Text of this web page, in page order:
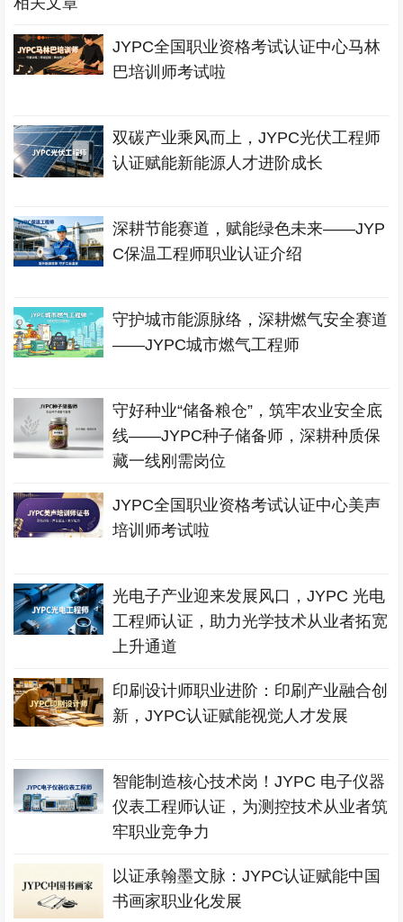
JYPC全国职业资格考试认证中心马林
巴培训师考试啦
双碳产业乘风而上，JYPC光伏工程师
认证赋能新能源人才进阶成长
深耕节能赛道，赋能绿色未来——JYP
C保温工程师职业认证介绍
守护城市能源脉络，深耕燃气安全赛道
——JYPC城市燃气工程师
守好种业“储备粮仓”，筑牢农业安全底
线——JYPC种子储备师，深耕种质保
藏一线刚需岗位
JYPC全国职业资格考试认证中心美声
培训师考试啦
光电子产业迎来发展风口，JYPC 光电
工程师认证，助力光学技术从业者拓宽
上升通道
印刷设计师职业进阶：印刷产业融合创
新，JYPC认证赋能视觉人才发展
智能制造核心技术岗！JYPC 电子仪器
仪表工程师认证，为测控技术从业者筑
牢职业竞争力
以证承翰墨文脉：JYPC认证赋能中国
书画家职业化发展